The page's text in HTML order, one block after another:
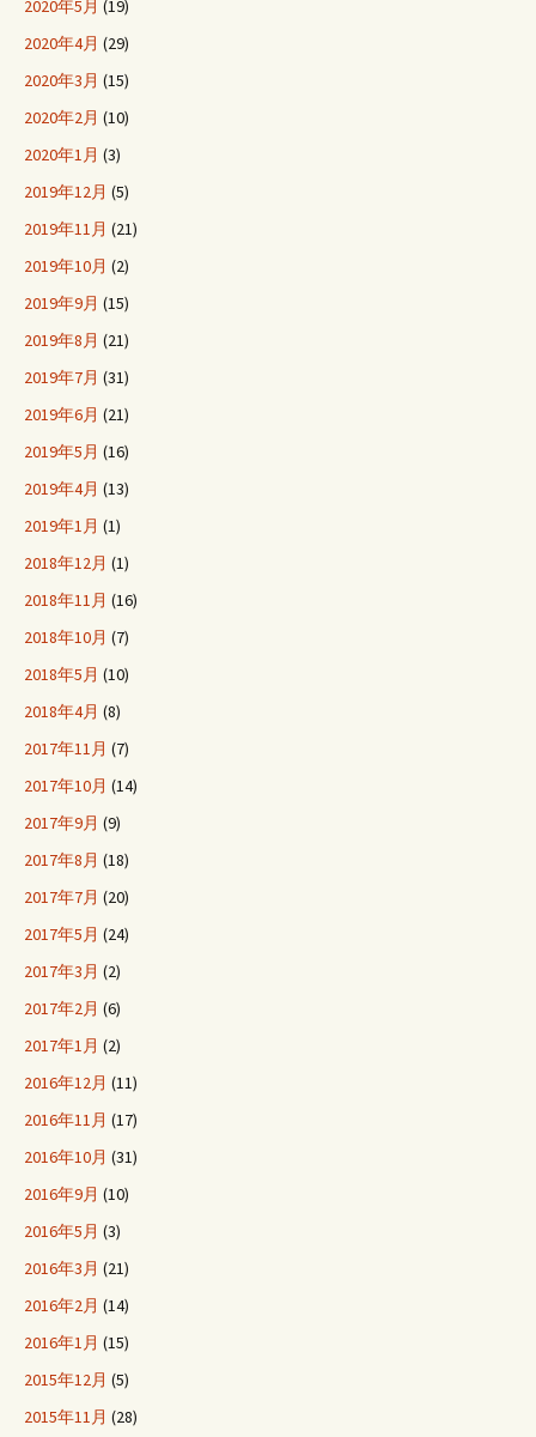
2020年5月 (19)
2020年4月 (29)
2020年3月 (15)
2020年2月 (10)
2020年1月 (3)
2019年12月 (5)
2019年11月 (21)
2019年10月 (2)
2019年9月 (15)
2019年8月 (21)
2019年7月 (31)
2019年6月 (21)
2019年5月 (16)
2019年4月 (13)
2019年1月 (1)
2018年12月 (1)
2018年11月 (16)
2018年10月 (7)
2018年5月 (10)
2018年4月 (8)
2017年11月 (7)
2017年10月 (14)
2017年9月 (9)
2017年8月 (18)
2017年7月 (20)
2017年5月 (24)
2017年3月 (2)
2017年2月 (6)
2017年1月 (2)
2016年12月 (11)
2016年11月 (17)
2016年10月 (31)
2016年9月 (10)
2016年5月 (3)
2016年3月 (21)
2016年2月 (14)
2016年1月 (15)
2015年12月 (5)
2015年11月 (28)